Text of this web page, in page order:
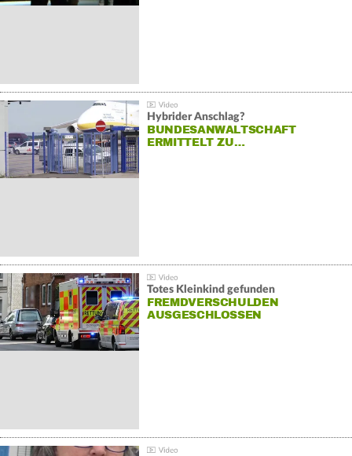
Hybrider Anschlag?
BUNDESANWALTSCHAFT
ERMITTELT ZU…
Totes Kleinkind gefunden
FREMDVERSCHULDEN
AUSGESCHLOSSEN